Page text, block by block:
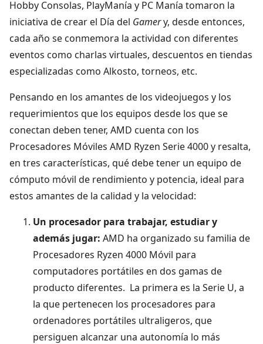
Hobby Consolas, PlayManía y PC Manía tomaron la
iniciativa de crear el Día del Gamery, desde entonces,
cada año se conmemora la actividad con diferentes
eventos como charlas virtuales, descuentos en tiendas
especializadas como Alkosto, torneos, etc.
Pensando en los amantes de los videojuegos y los
requerimientos que los equipos desde los que se
conectan deben tener, AMD cuenta con los
Procesadores Móviles AMD Ryzen Serie 4000 y resalta,
en tres características, qué debe tener un equipo de
cómputo móvil de rendimiento y potencia, ideal para
estos amantes de la calidad y la velocidad:
Un procesador para trabajar, estudiar y
además jugar: AMD ha organizado su familia de
Procesadores Ryzen 4000 Móvil para
computadores portátiles en dos gamas de
producto diferentes. La primera es la Serie U, a
la que pertenecen los procesadores para
ordenadores portátiles ultraligeros, que
persiguen alcanzar una autonomía lo más